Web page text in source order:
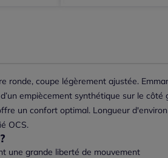
ronde, coupe légèrement ajustée.
empiècement synthétique sur le côté
un confort optimal. Longueur
OCS.
une grande liberté de mouvement